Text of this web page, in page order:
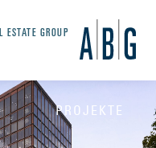
ESTATE GROUP
PROJEKTE